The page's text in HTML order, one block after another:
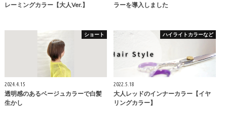
レーミングカラー【大人Ver.】
ラーを導入しました
ショート
2024.4.15
透明感のあるベージュカラーで白髪
生かし
ハイライトカラーなど
2022.5.18
大人レッドのインナーカラー【イヤ
リングカラー】